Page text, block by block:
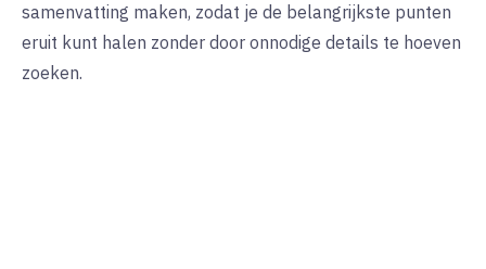
samenvatting maken, zodat je de belangrijkste punten
eruit kunt halen zonder door onnodige details te hoeven
zoeken.